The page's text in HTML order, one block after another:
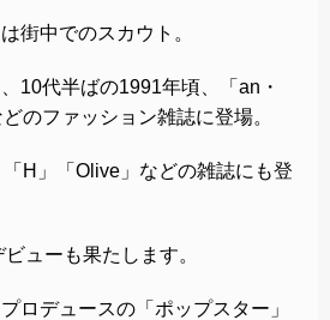
街中でのスカウト。
10代半ばの1991年頃、「an・
のファッション雑誌に登場。
H」「Olive」などの雑誌にも登
ューも果たします。
ロデュースの「ポップスター」